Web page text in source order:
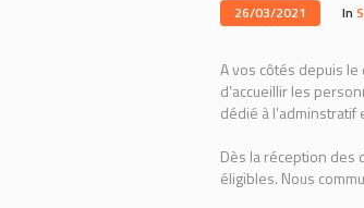
26/03/2021 In
A vos côtés depuis
d’accueillir les
dédié à
Dès la réception des
éligibles. Nous